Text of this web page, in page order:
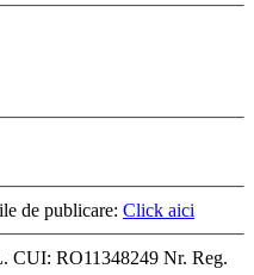
de publicare: Click aici
CUI: RO11348249 Nr. Reg.